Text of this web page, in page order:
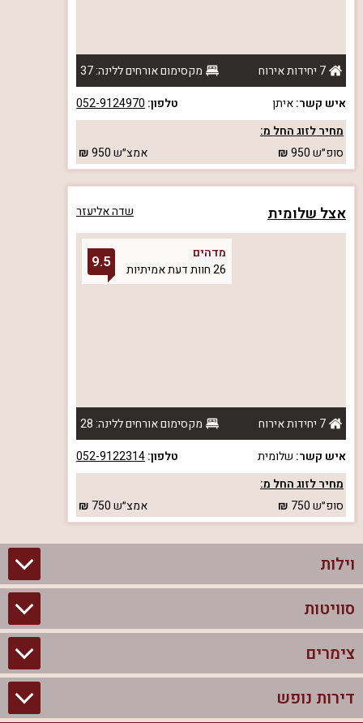
7 יחידות אירוח
מקסימום אורחים ללינה: 37
איש קשר:איתן טלפון: 052-9124970
מחיר לזוג החל מ:
סופ״ש950 אמצ״ש950
אצל שלומית שדה אליעזר
מדהים
26 חוות דעת אמיתיות
9.5
7 יחידות אירוח
מקסימום אורחים ללינה: 28
איש קשר: שלומית טלפון:052-9122314
מחיר לזוג החל מ:
סופ״ש750 אמצ״ש750
וילות
וילות בצפון
וילות להשכרה
סוויטות
סוויטות בצפון
צימרים לזוגות עם בריכה פרטית
צימרים
צימרים בצפון
דירות נופש